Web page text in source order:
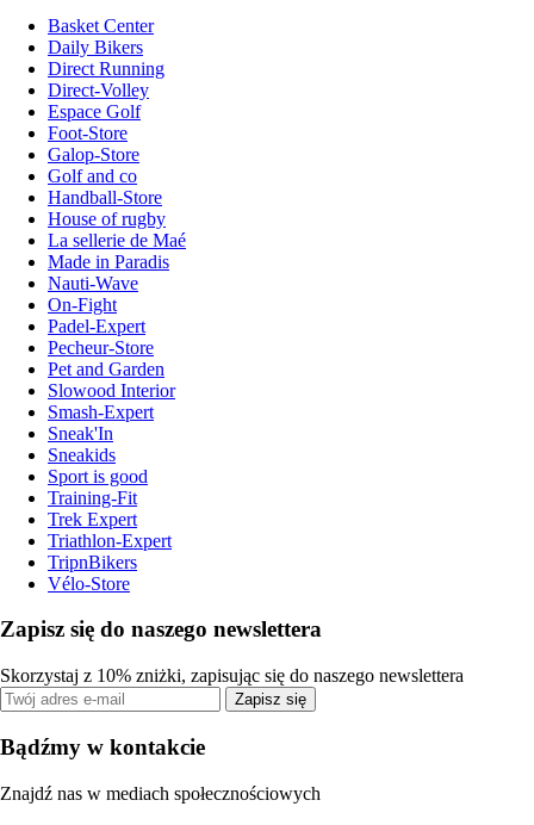
Basket Center
Daily Bikers
Direct Running
Direct-Volley
Espace Golf
Foot-Store
Galop-Store
Golf and co
Handball-Store
House of rugby
La sellerie de Maé
Made in Paradis
Nauti-Wave
On-Fight
Padel-Expert
Pecheur-Store
Pet and Garden
Slowood Interior
Smash-Expert
Sneak'In
Sneakids
Sport is good
Training-Fit
Trek Expert
Triathlon-Expert
TripnBikers
Vélo-Store
Zapisz się do naszego newslettera
Skorzystaj z 10% zniżki, zapisując się do naszego newslettera
Zapisz się
Bądźmy w kontakcie
Znajdź nas w mediach społecznościowych